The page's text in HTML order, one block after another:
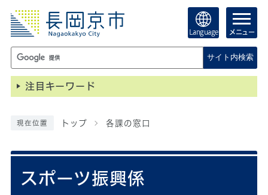
Language メニュー
サイト内検索
注目キーワード
現在位置 トップ 各課の窓口
スポーツ振興係